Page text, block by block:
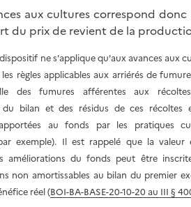
aux cultures correspond
du prix de revient de la
ne s'applique qu'aux avances aux
règles applicables aux arriérés de
des fumures afférentes aux
du bilan et des résidus de ces récoltes
au fonds par les pratiques
exemple). Il est rappelé que la valeur
améliorations du fonds peut être
non amortissables au bilan du premier
réel (BOI-BA-BASE-20-10-20 au III §